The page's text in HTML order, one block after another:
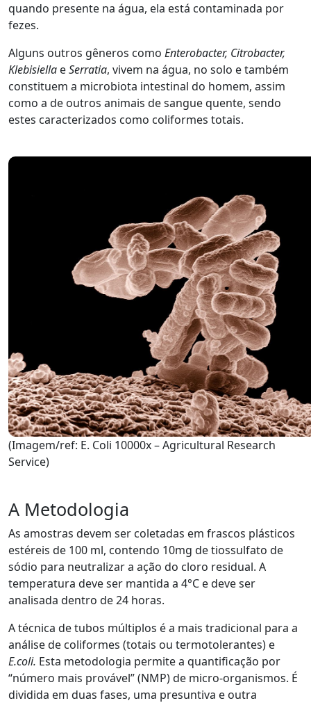
quando presente na água, ela está contaminada por
fezes.
Alguns outros gêneros como Enterobacter, Citrobacter,
Klebisiella eSerratia, vivem na água, no solo e também
constituem a microbiota intestinal do homem, assim
como a de outros animais de sangue quente, sendo
estes caracterizados como coliformes totais.
(Imagem/ref: E. Coli 10000x – Agricultural Research
Service)
A Metodologia
As amostras devem ser coletadas em frascos plásticos
estéreis de 100 ml, contendo 10mg de tiossulfato de
sódio para neutralizar a ação do cloro residual. A
temperatura deve ser mantida a 4°C e deve ser
analisada dentro de 24 horas.
A técnica de tubos múltiplos é a mais tradicional para a
análise de coliformes (totais ou termotolerantes) e
E.coli. Esta metodologia permite a quantificação por
“número mais provável” (NMP) de micro-organismos. É
dividida em duas fases, uma presuntiva e outra